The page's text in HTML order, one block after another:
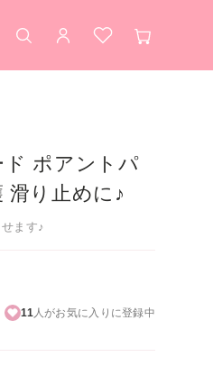
検索 アカウントお気に入り
カート
ポアントパ
滑り止めに♪
ます♪
11 人がお気に入りに登録中